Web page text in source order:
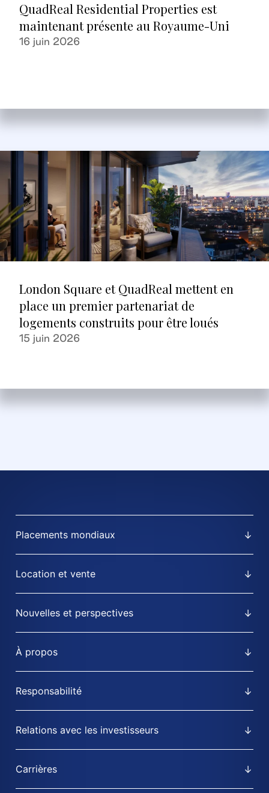
QuadReal Residential Properties est
maintenant présente au Royaume-Uni
16 juin 2026
London Square et QuadReal mettent en
place un premier partenariat de
logements construits pour être loués
15 juin 2026
Placements mondiaux
Location et vente
Nouvelles et perspectives
À propos
Responsabilité
Relations avec les investisseurs
Carrières